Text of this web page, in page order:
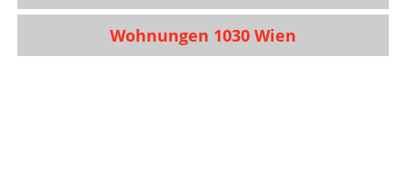
Wohnungen 1030 Wien